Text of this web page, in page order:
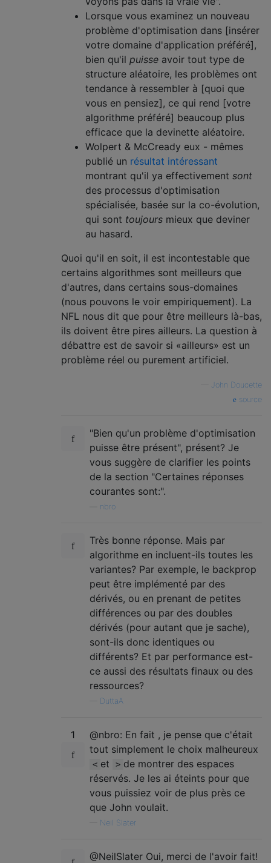
Lorsque vous examinez un nouveau
problème d'optimisation dans [insérer
votre domaine d'application préféré],
bien qu'il puisse avoir tout type de
structure aléatoire, les problèmes ont
tendance à ressembler à [quoi que
vous en pensiez], ce qui rend [votre
algorithme préféré] beaucoup plus
efficace que la devinette aléatoire.
Wolpert & McCready eux - mêmes
publié un résultat intéressant
montrant qu'il ya effectivement sont
des processus d'optimisation
spécialisée, basée sur la co-évolution,
qui sont toujours mieux que deviner
au hasard.
Quoi qu'il en soit, il est incontestable que
certains algorithmes sont meilleurs que
d'autres, dans certains sous-domaines
(nous pouvons le voir empiriquement). La
NFL nous dit que pour être meilleurs là-bas,
ils doivent être pires ailleurs. La question à
débattre est de savoir si «ailleurs» est un
problème réel ou purement artificiel.
John Doucette
source
"Bien qu'un problème d'optimisation
puisse être présent", présent? Je
vous suggère de clarifier les points
de la section "Certaines réponses
courantes sont:".
nbro
Très bonne réponse. Mais par
algorithme en incluent-ils toutes les
variantes? Par exemple, le backprop
peut être implémenté par des
dérivés, ou en prenant de petites
différences ou par des doubles
dérivés (pour autant que je sache),
sont-ils donc identiques ou
différents? Et par performance est-
ce aussi des résultats finaux ou des
ressources?
DuttaA
1
@nbro: En fait , je pense que c'était
tout simplement le choix malheureux
< et > de montrer des espaces
réservés. Je les ai éteints pour que
vous puissiez voir de plus près ce
que John voulait.
Neil Slater
@NeilSlater Oui, merci de l'avoir fait!